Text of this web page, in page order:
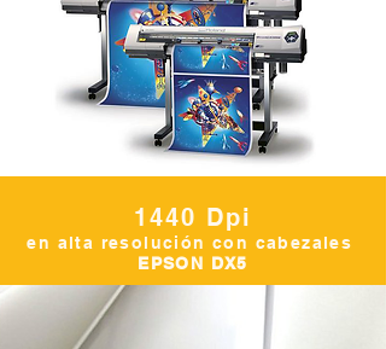
1440 Dpi
en alta resolución con cabezales
EPSON DX5